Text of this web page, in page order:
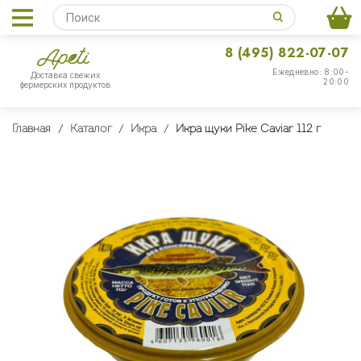
Доставка свежих
фермерских продуктов
Ежедневно: 8:00-
20:00
8 (495) 822-07-07
Главная Каталог Икра Икра щуки Pike Caviar 112 г